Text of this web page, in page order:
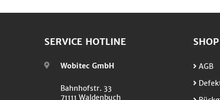
SERVICE HOTLINE
Wobitec GmbH
Bahnhofstr. 33
71111 Waldenbuch
AGB